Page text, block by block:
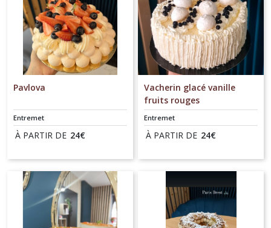
Pavlova
Entremet
À PARTIR DE 24€
Vacherin glacé vanille
fruits rouges
Entremet
À PARTIR DE 24€